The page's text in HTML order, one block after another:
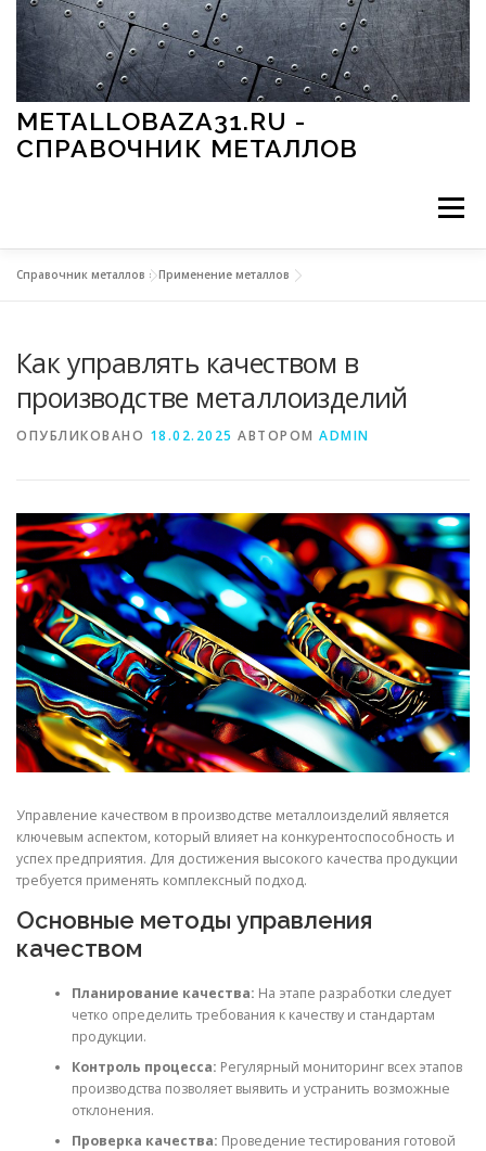
Перейти к содержимому
METALLOBAZA31.RU -
СПРАВОЧНИК МЕТАЛЛОВ
Меню
МЕТАЛЛЫ И ОКРУЖАЮЩАЯ СРЕДА
СВОЙСТВА МЕТАЛЛОВ СОРТА МЕТАЛЛОВ
СТАТЬИ
Справочник металлов »Применение металлов
Как управлять качеством в
производстве металлоизделий
ОПУБЛИКОВАНО 18.02.2025 АВТОРОМ ADMIN
Управление качеством в производстве металлоизделий является
ключевым аспектом, который влияет на конкурентоспособность и
успех предприятия. Для достижения высокого качества продукции
требуется применять комплексный подход.
Основные методы управления
качеством
Планирование качества: На этапе разработки следует
четко определить требования к качеству и стандартам
продукции.
Контроль процесса: Регулярный мониторинг всех этапов
производства позволяет выявить и устранить возможные
отклонения.
Проверка качества: Проведение тестирования готовой